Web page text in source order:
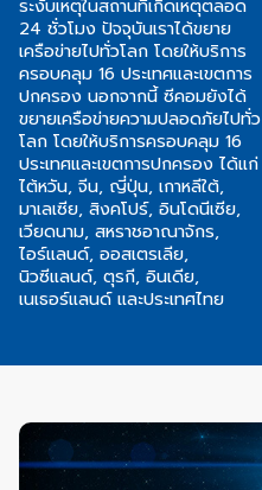
ระงับเหตุในสถานที่เกิดเหตุตลอด
24 ชั่วโมง ปัจจุบันเราได้ขยาย
เครือข่ายไปทั่วโลก โดยให้บริการ
ครอบคลุม 16 ประเทศและเขตการ
ปกครอง นอกจากนี้ซีคอมยังได้
ขยายเครือข่ายความปลอดภัยไปทั่ว
โลก โดยให้บริการครอบคลุม 16
ประเทศและเขตการปกครอง ได้แก่
ไต้หวัน, จีน, ญี่ปุ่น, เกาหลีใต้,
มาเลเซีย, สิงคโปร์, อินโดนีเซีย,
เวียดนาม, สหราชอาณาจักร,
ไอร์แลนด์, ออสเตรเลีย,
นิวซีแลนด์, ตุรกี, อินเดีย,
เนเธอร์แลนด์ และประเทศไทย